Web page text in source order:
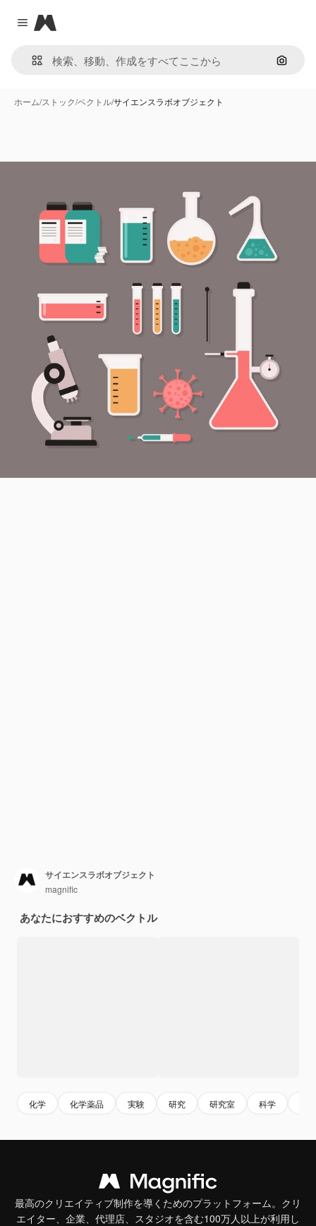
Close menu
Magnific
画像で
ホーム/ストック/ベクトル/サイエンスラボオブジェクト
サイエンスラボオブジェクト
magnific
あなたにおすすめのベクトル
化学 化学薬品 実験 研究 研究室 科学
最高のクリエイティブ制作を導くためのプラットフォーム。クリ
エイター、企業、代理店、スタジオを含む100万人以上が利用し